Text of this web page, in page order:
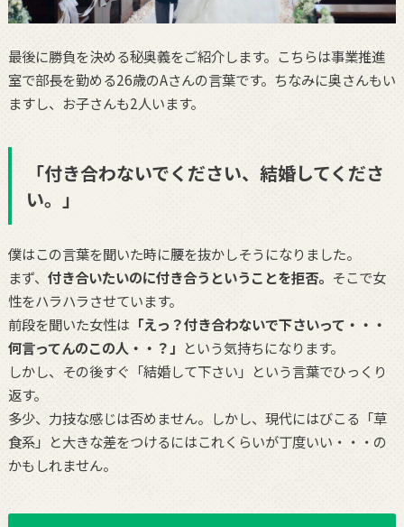
最後に勝負を決める秘奥義をご紹介します。こちらは事業推進
室で部長を勤める26歳のAさんの言葉です。ちなみに奥さんもい
ますし、お子さんも2人います。
「付き合わないでください、結婚してくださ
い。」
僕はこの言葉を聞いた時に腰を抜かしそうになりました。
まず、 付き合いたいのに付き合うということを拒否。 そこで女
性をハラハラさせています。
前段を聞いた女性は 「えっ？付き合わないで下さいって・・・
何言ってんのこの人・・？」 という気持ちになります。
しかし、その後すぐ「結婚して下さい」という言葉でひっくり
返す。
多少、力技な感じは否めません。しかし、現代にはびこる「草
食系」と大きな差をつけるにはこれくらいが丁度いい・・・の
かもしれません。